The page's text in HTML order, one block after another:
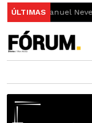
ÚLTIMAS
Manuel Neves da